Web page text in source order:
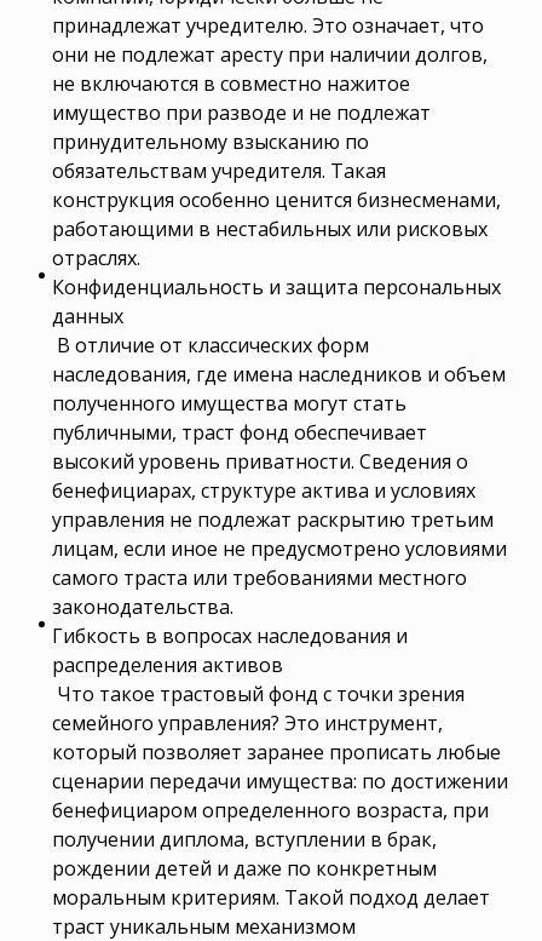
принадлежат учредителю. Это означает, что
они не подлежат аресту при наличии долгов,
не включаются в совместно нажитое
имущество при разводе и не подлежат
принудительному взысканию по
обязательствам учредителя. Такая
конструкция особенно ценится бизнесменами,
работающими в нестабильных или рисковых
отраслях.
Конфиденциальность и защита персональных
данных
В отличие от классических форм
наследования, где имена наследников и объем
полученного имущества могут стать
публичными, траст фонд обеспечивает
высокий уровень приватности. Сведения о
бенефициарах, структуре актива и условиях
управления не подлежат раскрытию третьим
лицам, если иное не предусмотрено условиями
самого траста или требованиями местного
законодательства.
Гибкость в вопросах наследования и
распределения активов
Что такое трастовый фонд с точки зрения
семейного управления? Это инструмент,
который позволяет заранее прописать любые
сценарии передачи имущества: по достижении
бенефициаром определенного возраста, при
получении диплома, вступлении в брак,
рождении детей и даже по конкретным
моральным критериям. Такой подход делает
траст уникальным механизмом